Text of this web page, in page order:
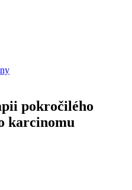
pokročilého
karcinomu